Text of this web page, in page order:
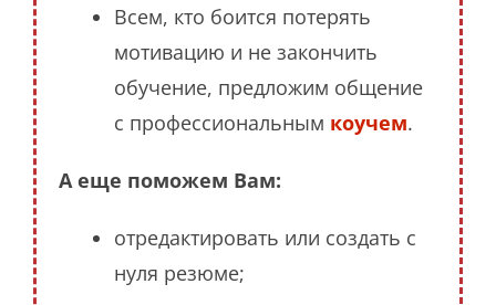
Всем, кто боится потерять
мотивацию и не закончить
обучение, предложим общение
с профессиональным коучем.
А еще поможем Вам:
отредактировать или создать с
нуля резюме;